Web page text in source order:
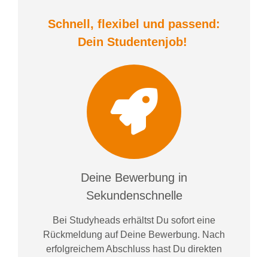
Schnell, flexibel und passend:
Dein Studentenjob!
Deine Bewerbung in
Sekundenschnelle
Bei Studyheads erhältst Du sofort eine
Rückmeldung auf Deine Bewerbung. Nach
erfolgreichem Abschluss hast Du direkten